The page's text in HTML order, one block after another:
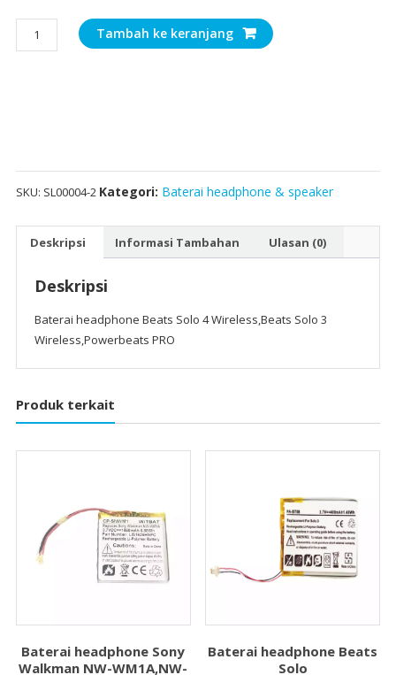
Kuantitas
Baterai
Solo
3
PRO
Tambah ke keranjang
SKU: SL00004-2 Kategori: Baterai headphone & speaker
Deskripsi Informasi Tambahan Ulasan (0)
Deskripsi
Baterai headphone Beats Solo 4 Wireless,Beats Solo 3
Wireless,Powerbeats PRO
Produk terkait
Baterai headphone Sony
Walkman NW-WM1A,NW-
Baterai headphone Beats
Solo